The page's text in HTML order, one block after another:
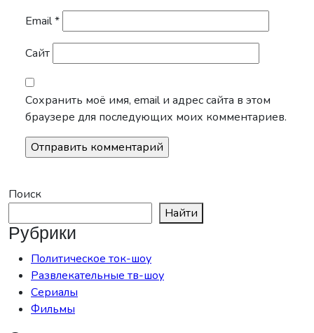
Email*
Сайт
Сохранить моё имя, email и адрес сайта в этом
браузере для последующих моих комментариев.
Поиск
Найти
Рубрики
Политическое ток-шоу
Развлекательные тв-шоу
Сериалы
Фильмы